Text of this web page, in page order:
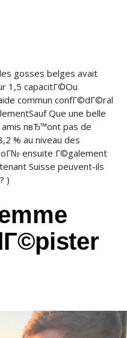
gosses belges avait
1,5 capacitГ©Ou
commun confГ©dГ©ral
Que une belle
nвЂ™ont pas de
% au niveau des
ensuite Г©galement
Suisse peuvent-ils
)